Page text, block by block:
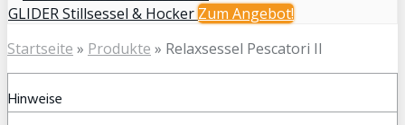
GLIDER Stillsessel & HockerZum Angebot!
Startseite » Produkte » Relaxsessel Pescatori II
Hinweise